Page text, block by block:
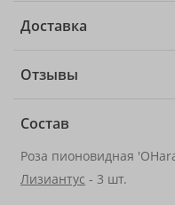
Доставка
Отзывы
Состав
Роза пионовидная
Лизиантус - 3 шт.